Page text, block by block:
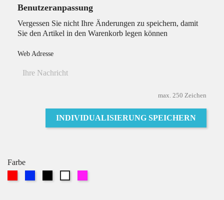
Benutzeranpassung
Vergessen Sie nicht Ihre Änderungen zu speichern, damit
Sie den Artikel in den Warenkorb legen können
Web Adresse
max. 250 Zeichen
INDIVIDUALISIERUNG SPEICHERN
Farbe